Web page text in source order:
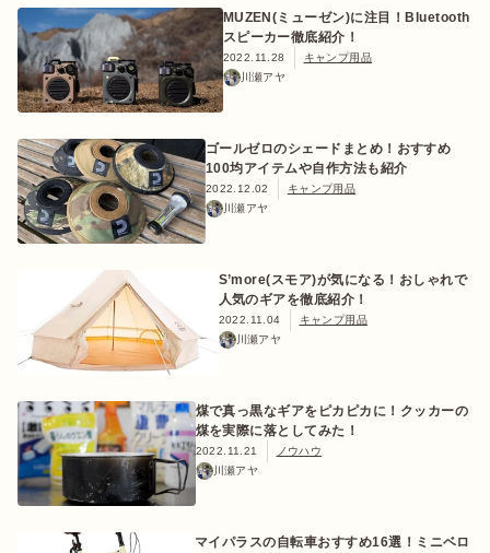
MUZEN(ミューゼン)に注目！Bluetooth
スピーカー徹底紹介！
2022.11.28
キャンプ用品
川瀬アヤ
ゴールゼロのシェードまとめ！おすすめ
100均アイテムや自作方法も紹介
2022.12.02
キャンプ用品
川瀬アヤ
S’more(スモア)が気になる！おしゃれで
人気のギアを徹底紹介！
2022.11.04
キャンプ用品
川瀬アヤ
煤で真っ黒なギアをピカピカに！クッカーの
煤を実際に落としてみた！
2022.11.21
ノウハウ
川瀬アヤ
マイパラスの自転車おすすめ16選！ミニベロ
キャンプ場
料理
how to
初めての方
ログイン/会員登録